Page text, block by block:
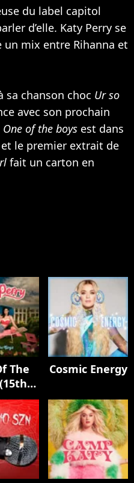
du label capitol
d’elle. Katy Perry se
un mix entre Rihanna et
sa chanson choc Ur so
avec son prochain
One of the boys est dans
le premier extrait de
fait un carton en
The
Cosmic Energy